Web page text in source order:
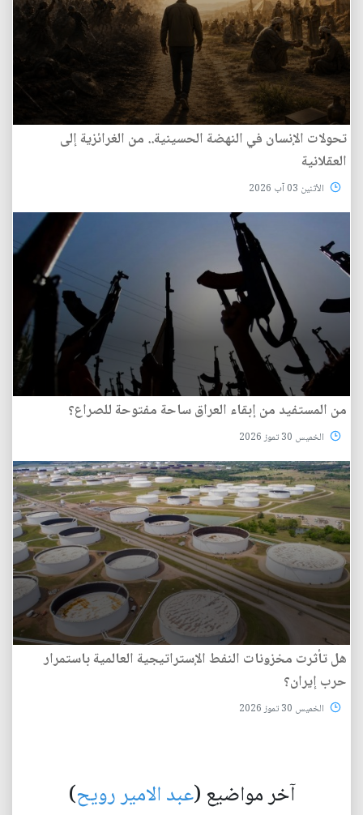
تحولات الإنسان في النهضة الحسينية.. من الغرائزية إلى
العقلانية
الأثنين 03 آب 2026
من المستفيد من إبقاء العراق ساحة مفتوحة للصراع؟
الخميس 30 تموز 2026
هل تأثرت مخزونات النفط الإستراتيجية العالمية باستمرار
حرب إيران؟
الخميس 30 تموز 2026
آخر مواضيع (عبد الامير رويح)